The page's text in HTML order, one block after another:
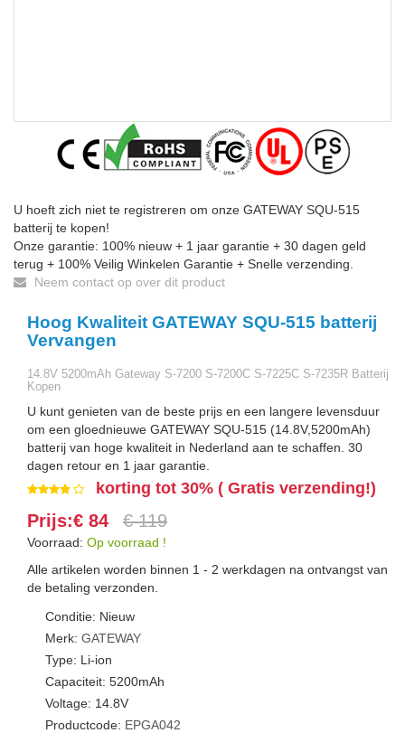
U hoeft zich niet te registreren om onze GATEWAY SQU-515
batterij te kopen!
Onze garantie: 100% nieuw + 1 jaar garantie + 30 dagen geld
terug + 100% Veilig Winkelen Garantie + Snelle verzending.
Neem contact op over dit product
Hoog Kwaliteit GATEWAY SQU-515 batterij
Vervangen
14.8V 5200mAh Gateway S-7200 S-7200C S-7225C S-7235R Batterij
Kopen
U kunt genieten van de beste prijs en een langere levensduur
om een gloednieuwe GATEWAY SQU-515 (14.8V,5200mAh)
batterij van hoge kwaliteit in Nederland aan te schaffen. 30
dagen retour en 1 jaar garantie.
korting tot 30% ( Gratis verzending!)
Prijs:€ 84 € 119
Voorraad: Op voorraad !
Alle artikelen worden binnen 1 - 2 werkdagen na ontvangst van
de betaling verzonden.
Conditie: Nieuw
Merk: GATEWAY
Type: Li-ion
Capaciteit: 5200mAh
Voltage: 14.8V
Productcode: EPGA042